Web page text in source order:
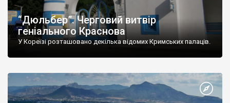
“Дюльбер”. Черговий витвір
геніального Краснова
У Кореїзі розташовано декілька відомих Кримських палаців.